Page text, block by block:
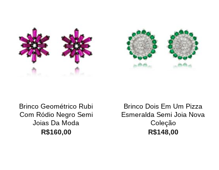
Brinco Geométrico Rubi
Com Ródio Negro Semi
Joias Da Moda
R$160,00
Brinco Dois Em Um Pizza
Esmeralda Semi Joia Nova
Coleção
R$148,00